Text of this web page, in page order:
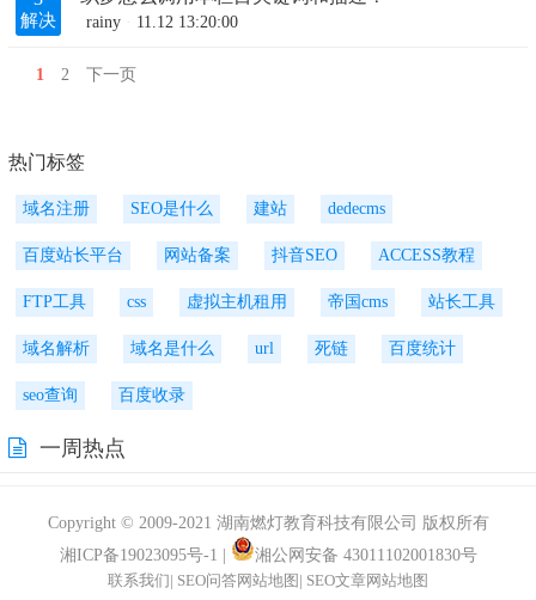
解决 rainy 11.12 13:20:00
1 2 下一页
热门标签
域名注册 SEO是什么 建站 dedecms
百度站长平台 网站备案 抖音SEO ACCESS教程
FTP工具 css 虚拟主机租用 帝国cms 站长工具
域名解析 域名是什么 url 死链 百度统计
seo查询 百度收录
一周热点
Copyright © 2009-2021 湖南燃灯教育科技有限公司 版权所有
湘ICP备19023095号-1
湘公网安备 43011102001830号
联系我们| SEO问答网站地图 | SEO文章网站地图